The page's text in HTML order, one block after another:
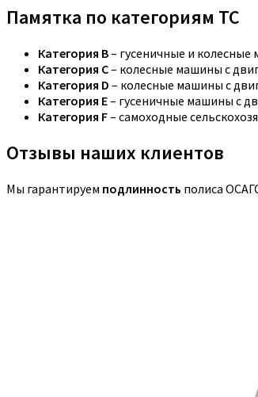
Памятка по категориям ТС
Категория B– гусеничные и
Категория C– колесные машины с
Категория D – колесные машины с
Категория E– гусеничные машины с
Категория F– самоходные
Отзывы наших клиентов
Мы гарантируем подлинность полиса